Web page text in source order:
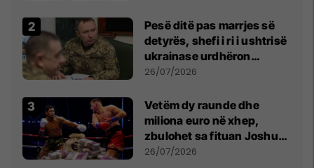
Pesë ditë pas marrjes së
detyrës, shefi i ri i ushtrisë
ukrainase urdhëron
kontroll të madh
26/07/2026
Vetëm dy raunde dhe
miliona euro në xhep,
zbulohet sa fituan Joshua
e Prenga
26/07/2026